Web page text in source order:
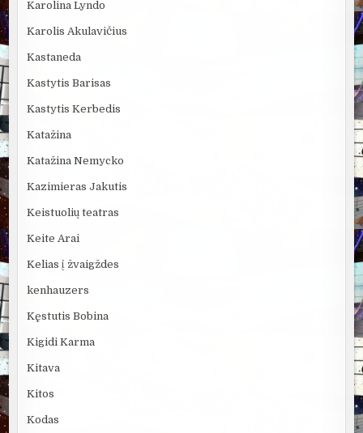
Karolina Lyndo
Karolis Akulavičius
Kastaneda
Kastytis Barisas
Kastytis Kerbedis
Katažina
Katažina Nemycko
Kazimieras Jakutis
Keistuolių teatras
Keite Arai
Kelias į žvaigždes
kenhauzers
Kęstutis Bobina
Kigidi Karma
Kitava
Kitos
Kodas